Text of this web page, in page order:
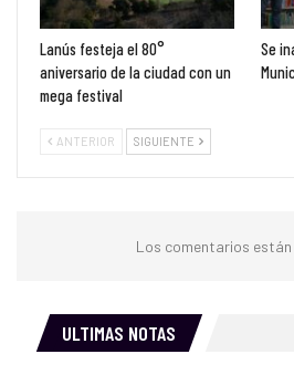
Lanús festeja el 80°
aniversario de la ciudad con un
mega festival
Se
ANTERIOR SIGUIENTE
Los comentarios
ULTIMAS NOTAS